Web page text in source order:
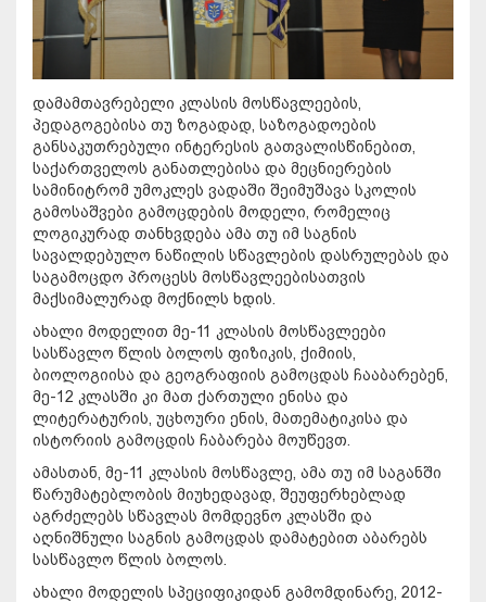
დამამთავრებელი კლასის მოსწავლეების,
პედაგოგებისა თუ ზოგადად, საზოგადოების
განსაკუთრებული ინტერესის გათვალისწინებით,
საქართველოს განათლებისა და მეცნიერების
სამინიტრომ უმოკლეს ვადაში შეიმუშავა სკოლის
გამოსაშვები გამოცდების მოდელი, რომელიც
ლოგიკურად თანხვდება ამა თუ იმ საგნის
სავალდებულო ნაწილის სწავლების დასრულებას და
საგამოცდო პროცესს მოსწავლეებისათვის
მაქსიმალურად მოქნილს ხდის.
ახალი მოდელით მე-11 კლასის მოსწავლეები
სასწავლო წლის ბოლოს ფიზიკის, ქიმიის,
ბიოლოგიისა და გეოგრაფიის გამოცდას ჩააბარებენ,
მე-12 კლასში კი მათ ქართული ენისა და
ლიტერატურის, უცხოური ენის, მათემატიკისა და
ისტორიის გამოცდის ჩაბარება მოუწევთ.
ამასთან, მე-11 კლასის მოსწავლე, ამა თუ იმ საგანში
წარუმატებლობის მიუხედავად, შეუფერხებლად
აგრძელებს სწავლას მომდევნო კლასში და
აღნიშნული საგნის გამოცდას დამატებით აბარებს
სასწავლო წლის ბოლოს.
ახალი მოდელის სპეციფიკიდან გამომდინარე, 2012-